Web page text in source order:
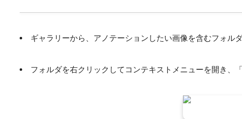
ギャラリーから、アノテーションしたい画像を含むフォル
フォルダを右クリックしてコンテキストメニューを開き、